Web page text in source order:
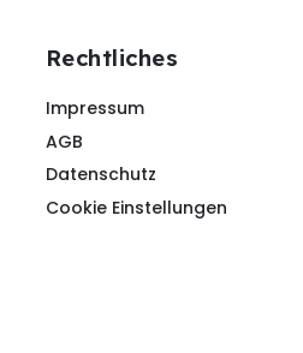
Rechtliches
Impressum
AGB
Datenschutz
Cookie Einstellungen